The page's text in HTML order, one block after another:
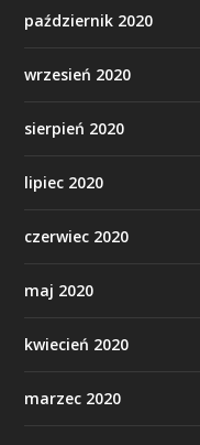
październik 2020
wrzesień 2020
sierpień 2020
lipiec 2020
czerwiec 2020
maj 2020
kwiecień 2020
marzec 2020